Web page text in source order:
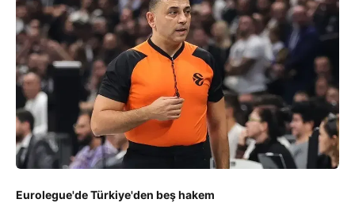
Eurolegue'de Türkiye'den beş hakem